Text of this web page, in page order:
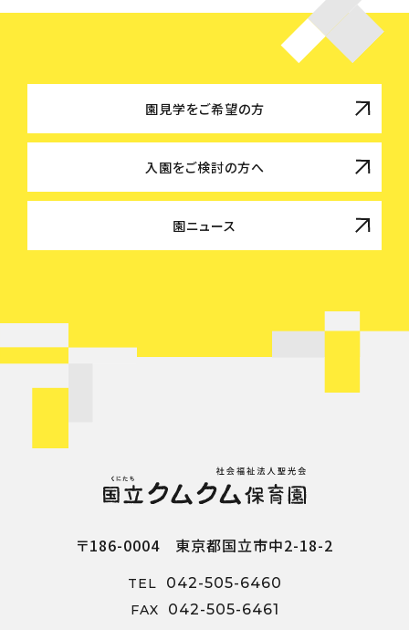
園見学をご希望の方
入園をご検討の方へ
園ニュース
〒186-0004 東京都国立市中2-18-2
TEL 042-505-6460
FAX 042-505-6461